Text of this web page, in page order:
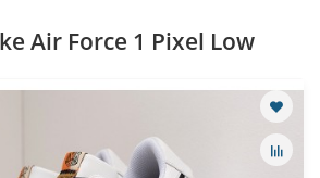
Air Force 1 Pixel Low